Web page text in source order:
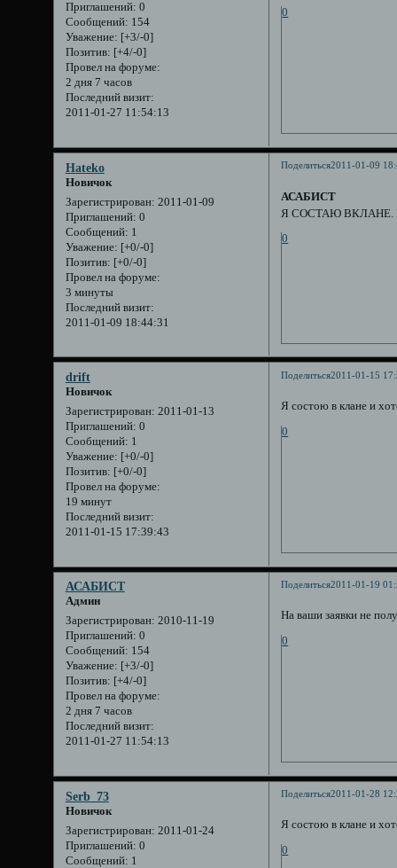
Приглашений: 0
Сообщений: 154
Уважение: [+3/-0]
Позитив: [+4/-0]
Провел на форуме:
2 дня 7 часов
Последний визит:
2011-01-27 11:54:13
0
Поделиться2011-01-09
Hateko
Новичок
Зарегистрирован: 2011-01-09
Приглашений: 0
Сообщений: 1
Уважение: [+0/-0]
Позитив: [+0/-0]
Провел на форуме:
3 минуты
Последний визит:
2011-01-09 18:44:31
АСАБИСТ
Я СОСТАЮ ВКЛАНЕ.
0
Поделиться2011-01-15
drift
Новичок
Зарегистрирован: 2011-01-13
Приглашений: 0
Сообщений: 1
Уважение: [+0/-0]
Позитив: [+0/-0]
Провел на форуме:
19 минут
Последний визит:
2011-01-15 17:39:43
Я состою в клане и
0
Поделиться2011-01-19
АСАБИСТ
Админ
Зарегистрирован: 2010-11-19
Приглашений: 0
Сообщений: 154
Уважение: [+3/-0]
Позитив: [+4/-0]
Провел на форуме:
2 дня 7 часов
Последний визит:
2011-01-27 11:54:13
На ваши заявки не
0
Поделиться2011-01-28
Serb_73
Новичок
Зарегистрирован: 2011-01-24
Приглашений: 0
Сообщений: 1
Я состою в клане и
0